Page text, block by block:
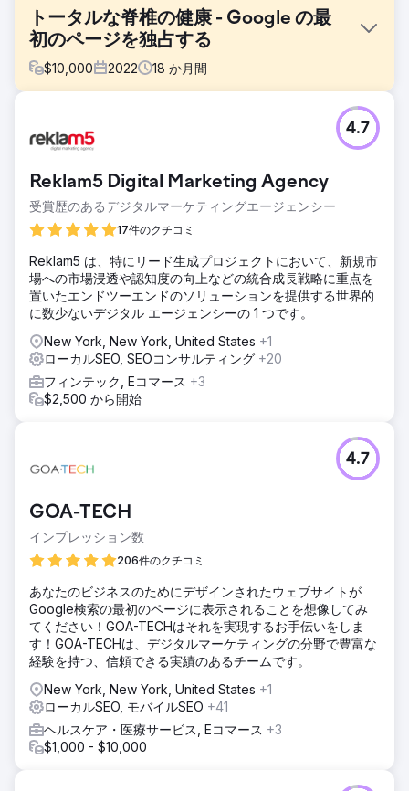
トータルな脊椎の健康 - Google の最
初のページを独占する
$10,000 2022 18 か月間
Total Spine Health and Injury Center は、包括的なサービス
リストと経験豊富な専門家チームを備えていたにもかかわら
た。彼らが狙ったキーワードは検索結果の海の中に埋もれ、
デジタルでの見込み客獲得は彼らが知っていた潜在力をはる
かに下回っていました。
Total Spine Health and Injury Center は、150 の対象キーワ
ードの細心の注意を払った統合、価値と関連性を高めるため
に Web サイトのコンテンツを刷新し、ローカル検索の可視
性を高め、戦略的なバックリンクを通じてオンラインでの権
威を確立することに重点を置いた、強力な SEO 戦略を導入
しました。
結果
Total Spine Health and Injury Center では、検索エンジンの
り、リード数は 400% という驚異的な増加につながりまし
た。数だけでなく、潜在的な患者を生み出すリードの質も重
エージェンシーページに移動
Reklam5 Digital Marketing Agency
受賞歴のあるデジタルマーケティングエージェンシー
17件のクチコミ
4.7
Reklam5 は、特にリード生成プロジェクトにおいて、新規市
場への市場浸透や認知度の向上などの統合成長戦略に重点を
置いたエンドツーエンドのソリューションを提供する世界的
に数少ないデジタル エージェンシーの 1 つです。
New York, New York, United States +1
ローカルSEO, SEOコンサルティング +20
フィンテック, Eコマース +3
$2,500 から開始
GOA-TECH
インプレッション数
206件のクチコミ
4.7
あなたのビジネスのためにデザインされたウェブサイトが
Google検索の最初のページに表示されることを想像してみ
てください！GOA-TECHはそれを実現するお手伝いをしま
す！GOA-TECHは、デジタルマーケティングの分野で豊富な
経験を持つ、信頼できる実績のあるチームです。
New York, New York, United States +1
ローカルSEO, モバイルSEO +41
ヘルスケア・医療サービス, Eコマース +3
$1,000 - $10,000